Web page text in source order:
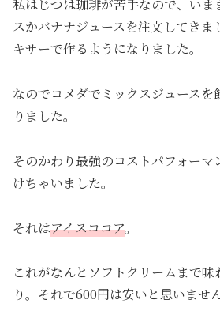
私はじつは珈琲が苦手なので、いま
スかバナナジュースを注文してきま
キサーで作るようになりました。
なのでコメダでミックスジュースを
りました。
そのかわり最強のコストパフォーマ
けちゃいました。
それはアイスココア。
これがなんとソフトクリームまで
り。それで600円は安いと思いません